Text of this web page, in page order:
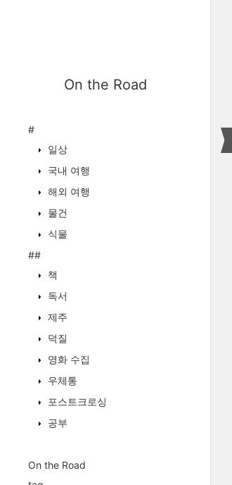
On the Road
#
일상
국내 여행
해외 여행
물건
식물
##
책
독서
제주
덕질
영화 수집
우체통
포스트크로싱
공부
On the Road